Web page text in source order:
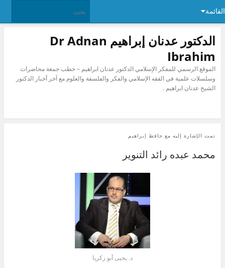
القائمة
الدكتور عدنان إبراهيم Dr Adnan
Ibrahim
الموقع الرسمي للمفكر الإسلامي الدكتور عدنان ابراهيم – خطب جمعة محاضرات
وسلسلات علمية في الفقه الإسلامي والفكر والفلسفة والعلوم مع آخر أخبار الدكتور
الشيخ عدنان ابراهيم .
تمت الإشارة إليه مع حافظ إبراهيم
محمد عبده رائد التنوير
د. يحيى أبو زكريا